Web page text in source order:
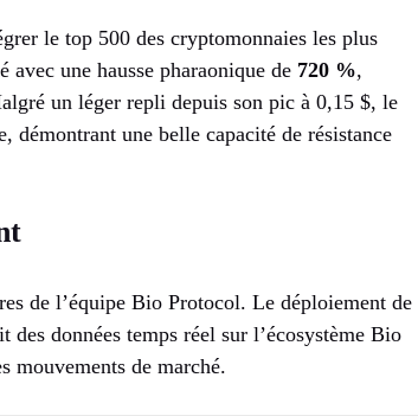
le top 500 des cryptomonnaies les plus
une hausse pharaonique de 720 %,
un léger repli depuis son pic à 0,15 $, le
une belle capacité de résistance
de l’équipe Bio Protocol. Le déploiement de
données temps réel sur l’écosystème Bio
mouvements de marché.